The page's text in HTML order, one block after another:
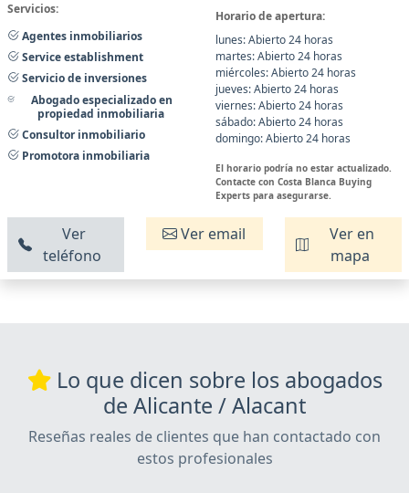
Servicios:
Agentes inmobiliarios
Service establishment
Servicio de inversiones
Abogado especializado en
propiedad inmobiliaria
Consultor inmobiliario
Promotora inmobiliaria
Horario de apertura:
lunes: Abierto 24 horas
martes: Abierto 24 horas
miércoles: Abierto 24 horas
jueves: Abierto 24 horas
viernes: Abierto 24 horas
sábado: Abierto 24 horas
domingo: Abierto 24 horas
El horario podría no estar actualizado.
Contacte con Costa Blanca Buying
Experts para asegurarse.
Ver
teléfono
Ver email
Ver en
mapa
Lo que dicen sobre los abogados
de Alicante / Alacant
Reseñas reales de clientes que han contactado con
estos profesionales